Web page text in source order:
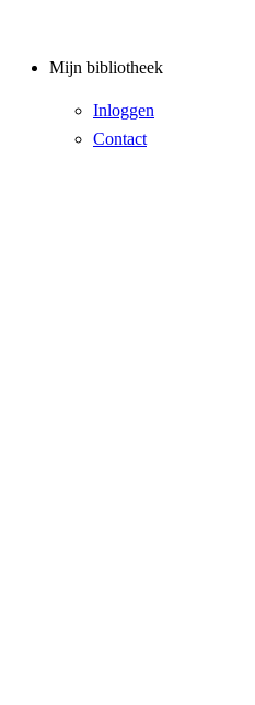
Mijn bibliotheek
Inloggen
Contact